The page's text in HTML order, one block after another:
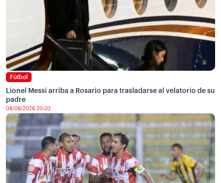
Fútbol
Lionel Messi arriba a Rosario para trasladarse al velatorio de su
padre
08/08/2026 20:02